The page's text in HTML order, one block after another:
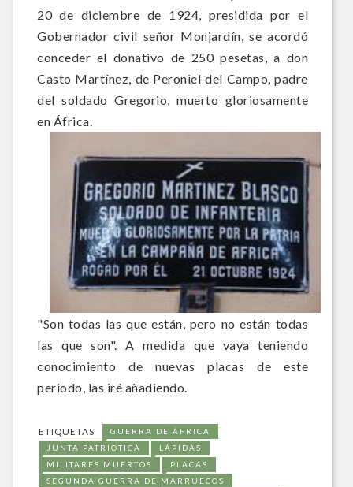
20 de diciembre de 1924, presidida por el
Gobernador civil señor Monjardín, se acordó
conceder el donativo de 250 pesetas, a don
Casto Martínez, de Peroniel del Campo, padre
del soldado Gregorio, muerto gloriosamente
en África.
"Son todas las que están, pero no están todas
las que son". A medida que vaya teniendo
conocimiento de nuevas placas de este
periodo, las iré añadiendo.
ETIQUETAS
GUERRA DE ÁFRICA
JUNTA PATRIOTICA
LÁPIDAS
MILITARES MUERTOS
PLACAS
SEGUNDA GUERRA DE MARRUECOS